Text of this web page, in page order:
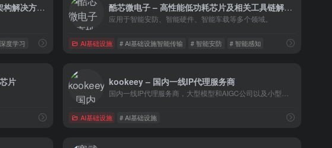
思腾合力 – 行业领先的人工智能基础架构解决方案商
度学习
酷芯微电子 – 高性能低功耗芯片及相关工具链解决方案
应用于智能安防、智能硬件、智能车载等多个领域。
AI基础设施 # AI基础设施智能传输 # 智能安防 # 智能感知
片 kookeey – 国内一线IP代理服务商
AI基础设施 # AI基础设施